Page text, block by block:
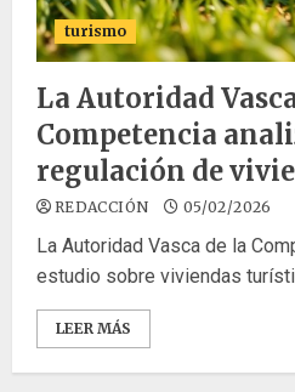
turismo
La Autoridad
Competencia
regulación de
REDACCIÓN 05/02/2026
La Autoridad Vasca de la
estudio sobre viviendas
LEER MÁS